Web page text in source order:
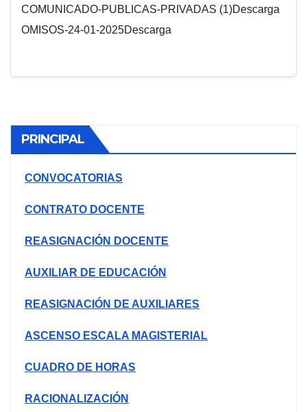
COMUNICADO-PUBLICAS-PRIVADAS (1)Descarga
OMISOS-24-01-2025Descarga
PRINCIPAL
CONVOCATORIAS
CONTRATO DOCENTE
REASIGNACIÓN DOCENTE
AUXILIAR DE EDUCACIÓN
REASIGNACIÓN DE AUXILIARES
ASCENSO ESCALA MAGISTERIAL
CUADRO DE HORAS
RACIONALIZACIÓN